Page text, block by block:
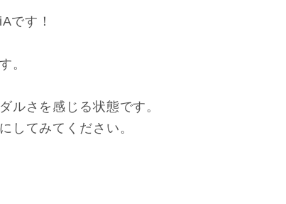
です！
。
ルさを感じる状態です。
してみてください。